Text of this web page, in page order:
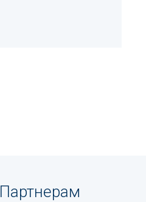
Партнерам